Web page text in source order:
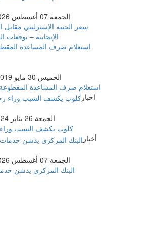
الجمعة 07 أغسطس 2026 06:06 صباحاً
سعر الجنيه الإسترليني مقابل
الإيجابية – توقعات اليوم –
الخميس 30 مايو 2019 02:26 مساءً
استعلام صرف المساعدة المقطوعة
اخبار
الجمعة 26 يناير 2024 10:15 مساءً
كلوب يكشف السبب وراء
أخبار
الجمعة 07 أغسطس 2026 12:55 صباحاً
البنك المركزي يدشن